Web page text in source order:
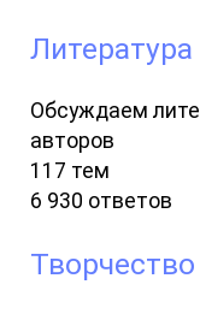
Литература
Обсуждаем
авторов
117 тем
6 930 ответов
Творчество